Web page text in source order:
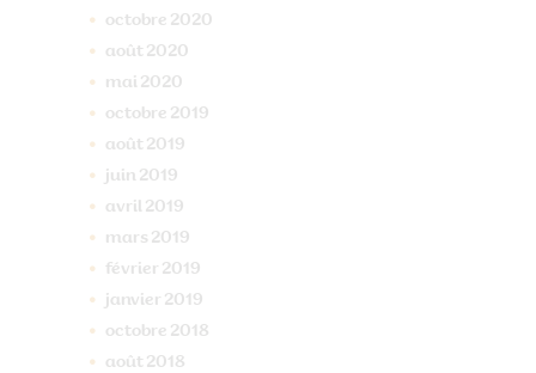
octobre 2020
août 2020
mai 2020
octobre 2019
août 2019
juin 2019
avril 2019
mars 2019
février 2019
janvier 2019
octobre 2018
août 2018